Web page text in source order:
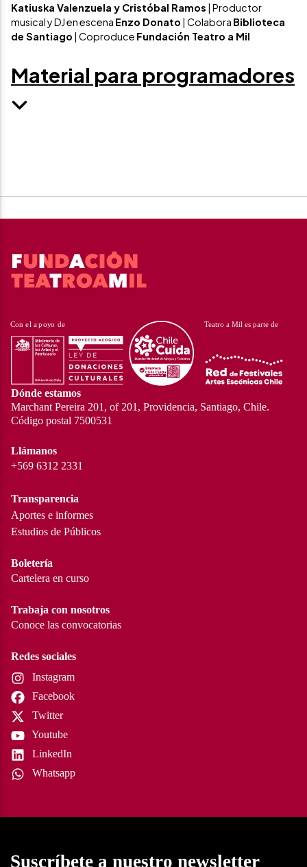
Katiuska Valenzuela y Cristóbal Ramos | Productor
musical y DJ en escena Enzo Donato | Colabora Biblioteca
de Santiago | Coproduce Fundación Teatro a Mil
Material para programadores
Dónde estamos
Marchant Pereira 201, of 201, Providencia, Santiago, Chile.
Código postal 7500531
Llámanos
+569 6312 2331
Transparencia
Aportes e informes
Estudios de Públicos
Boletería
Cartelera en curso
Trabaja con nosotros
Conoce las convocatorias
Redes sociales
Instagram
Facebook
Twitter
Youtube
LinkedIn
Whatsapp
Suscríbete a nuestro newsletter